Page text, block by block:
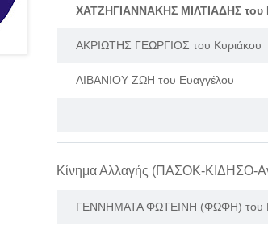
ΧΑΤΖΗΓΙΑΝΝΑΚΗΣ ΜΙΛΤΙΑΔΗΣ του
ΑΚΡΙΩΤΗΣ ΓΕΩΡΓΙΟΣ του Κυριάκου
ΛΙΒΑΝΙΟΥ ΖΩΗ του Ευαγγέλου
ΓΕΝΝΗΜΑΤΑ ΦΩΤΕΙΝΗ (ΦΩΦΗ) του